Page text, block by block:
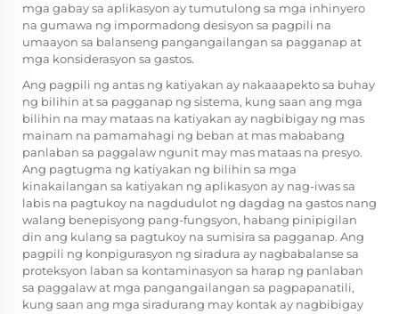
mga gabay sa aplikasyon ay tumutulong sa mga inhinyero
na gumawa ng impormadong desisyon sa pagpili na
umaayon sa balanseng pangangailangan sa pagganap at
mga konsiderasyon sa gastos.
Ang pagpili ng antas ng katiyakan ay nakaaapekto sa buhay
ng bilihin at sa pagganap ng sistema, kung saan ang mga
bilihin na may mataas na katiyakan ay nagbibigay ng mas
mainam na pamamahagi ng beban at mas mababang
panlaban sa paggalaw ngunit may mas mataas na presyo.
Ang pagtugma ng katiyakan ng bilihin sa mga
kinakailangan sa katiyakan ng aplikasyon ay nag-iwas sa
labis na pagtukoy na nagdudulot ng dagdag na gastos nang
walang benepisyong pang-fungsyon, habang pinipigilan
din ang kulang sa pagtukoy na sumisira sa pagganap. Ang
pagpili ng konpigurasyon ng siradura ay nagbabalanse sa
proteksyon laban sa kontaminasyon sa harap ng panlaban
sa paggalaw at mga pangangailangan sa pagpapanatili,
kung saan ang mga siradurang may kontak ay nagbibigay